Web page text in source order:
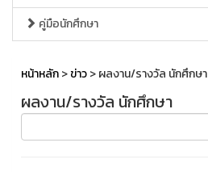
คู่มือนักศึกษา
หน้าหลัก>ข่าว> ผลงาน/รางวัล นักศึกษา
ผลงาน/รางวัล นักศึกษา